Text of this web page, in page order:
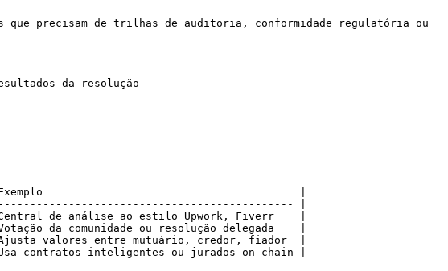
precisam de trilhas de auditoria, conformidade regulatória ou
da resolução
|
|
de análise ao estilo Upwork, Fiverr    |
da comunidade ou resolução delegada    |
valores entre mutuário, credor, fiador  |
contratos inteligentes ou jurados on-chain |